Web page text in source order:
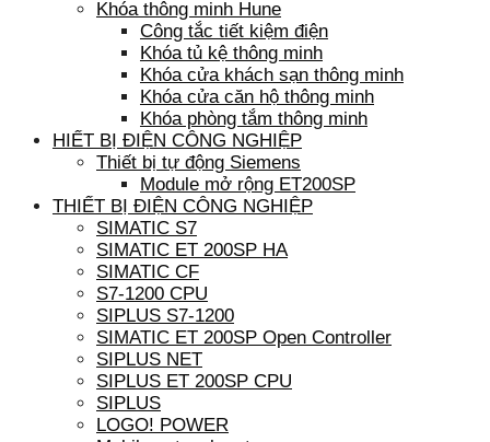
Khóa thông minh Hune
Công tắc tiết kiệm điện
Khóa tủ kệ thông minh
Khóa cửa khách sạn thông minh
Khóa cửa căn hộ thông minh
Khóa phòng tắm thông minh
HIẾT BỊ ĐIỆN CÔNG NGHIỆP
Thiết bị tự động Siemens
Module mở rộng ET200SP
THIẾT BỊ ĐIỆN CÔNG NGHIỆP
SIMATIC S7
SIMATIC ET 200SP HA
SIMATIC CF
S7-1200 CPU
SIPLUS S7-1200
SIMATIC ET 200SP Open Controller
SIPLUS NET
SIPLUS ET 200SP CPU
SIPLUS
LOGO! POWER